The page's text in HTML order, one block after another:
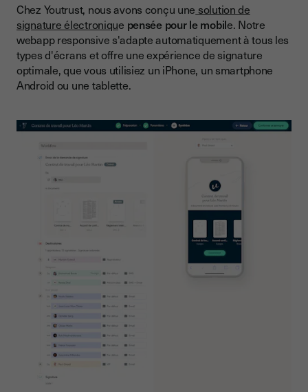
Chez Youtrust, nous avons conçu une solution de
signature électronique pensée pour le mobile. Notre
webapp responsive s'adapte automatiquement à tous les
types d'écrans et offre une expérience de signature
optimale, que vous utilisiez un iPhone, un smartphone
Android ou une tablette.